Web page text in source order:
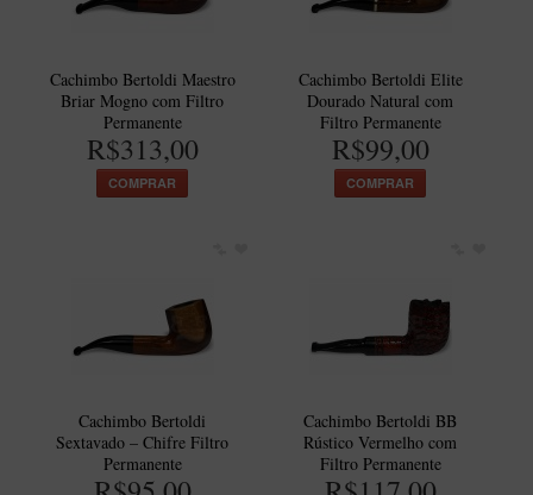
Cachimbo Bertoldi Maestro
Briar Mogno com Filtro
Permanente
R$313,00
COMPRAR
Cachimbo Bertoldi Elite
Dourado Natural com
Filtro Permanente
R$99,00
COMPRAR
Cachimbo Bertoldi
Sextavado – Chifre Filtro
Permanente
Cachimbo Bertoldi BB
Rústico Vermelho com
Filtro Permanente